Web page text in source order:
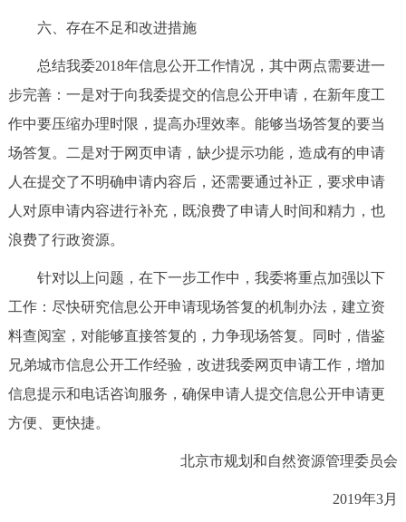
六、存在不足和改进措施
总结我委2018年信息公开工作情况，其中两点需要进一
步完善：一是对于向我委提交的信息公开申请，在新年度工
作中要压缩办理时限，提高办理效率。能够当场答复的要当
场答复。二是对于网页申请，缺少提示功能，造成有的申请
人在提交了不明确申请内容后，还需要通过补正，要求申请
人对原申请内容进行补充，既浪费了申请人时间和精力，也
浪费了行政资源。
针对以上问题，在下一步工作中，我委将重点加强以下
工作：尽快研究信息公开申请现场答复的机制办法，建立资
料查阅室，对能够直接答复的，力争现场答复。同时，借鉴
兄弟城市信息公开工作经验，改进我委网页申请工作，增加
信息提示和电话咨询服务，确保申请人提交信息公开申请更
方便、更快捷。
北京市规划和自然资源管理委员会
2019年3月